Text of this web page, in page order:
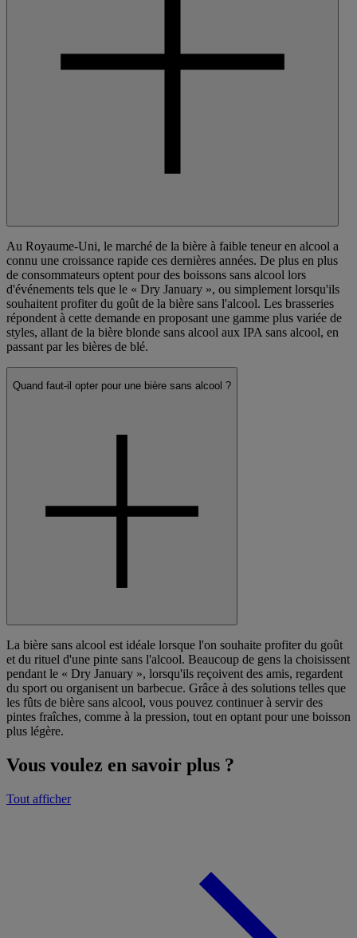
Au Royaume-Uni, le marché de la bière à faible teneur en alcool a
connu une croissance rapide ces dernières années. De plus en plus
de consommateurs optent pour des boissons sans alcool lors
d'événements tels que le « Dry January », ou simplement lorsqu'ils
souhaitent profiter du goût de la bière sans l'alcool. Les brasseries
répondent à cette demande en proposant une gamme plus variée de
styles, allant de la bière blonde sans alcool aux IPA sans alcool, en
passant par les bières de blé.
Quand faut-il opter pour une bière sans alcool ?
La bière sans alcool est idéale lorsque l'on souhaite profiter du goût
et du rituel d'une pinte sans l'alcool. Beaucoup de gens la choisissent
pendant le « Dry January », lorsqu'ils reçoivent des amis, regardent
du sport ou organisent un barbecue. Grâce à des solutions telles que
les fûts de bière sans alcool, vous pouvez continuer à servir des
pintes fraîches, comme à la pression, tout en optant pour une boisson
plus légère.
Vous voulez en savoir plus ?
Tout afficher